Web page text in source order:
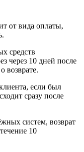
от вида оплаты,
средств
через 10 дней после
возврате.
если был
сразу после
систем, возврат
10